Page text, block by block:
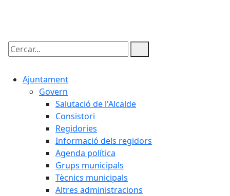
Cercar:
Ajuntament
Govern
Salutació de l'Alcalde
Consistori
Regidories
Informació dels regidors
Agenda política
Grups municipals
Tècnics municipals
Altres administracions